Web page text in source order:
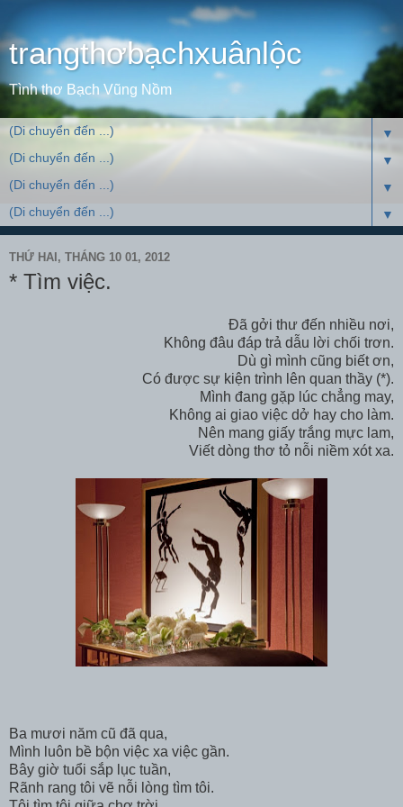
trangthơbạchxuânlộc
Tình thơ Bạch Vũng Nồm
▼
▼
▼
▼
THỨ HAI, THÁNG 10 01, 2012
* Tìm việc.
Đã gởi thư đến nhiều nơi,
Không đâu đáp trả dẫu lời chối trơn.
Dù gì mình cũng biết ơn,
Có được sự kiện trình lên quan thầy (*).
Mình đang gặp lúc chẳng may,
Không ai giao việc dở hay cho làm.
Nên mang giấy trắng mực lam,
Viết dòng thơ tỏ nỗi niềm xót xa.
Ba mươi năm cũ đã qua,
Mình luôn bề bộn việc xa việc gần.
Bây giờ tuổi sắp lục tuần,
Rãnh rang tôi vẽ nỗi lòng tìm tôi.